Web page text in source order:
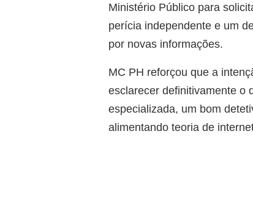
Ministério Público para
perícia independente e um
por novas informações.
MC PH reforçou que a
esclarecer definitivamente o
especializada, um bom
alimentando teoria de